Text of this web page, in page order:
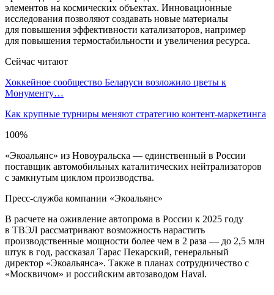
элементов на космических объектах. Инновационные
исследования позволяют создавать новые материалы
для повышения эффективности катализаторов, например
для повышения термостабильности и увеличения ресурса.
Сейчас читают
Хоккейное сообщество Беларуси возложило цветы к
Монументу…
Как крупные турниры меняют стратегию контент-маркетинга
100%
«Экоальянс» из Новоуральска — единственный в России
поставщик автомобильных каталитических нейтрализаторов
с замкнутым циклом производства.
Пресс-служба компании «Экоальянс»
В расчете на оживление автопрома в России к 2025 году
в ТВЭЛ рассматривают возможность нарастить
производственные мощности более чем в 2 раза — до 2,5 млн
штук в год, рассказал Тарас Пекарский, генеральный
директор «Экоальянса». Также в планах сотрудничество c
«Москвичом» и российским автозаводом Haval.